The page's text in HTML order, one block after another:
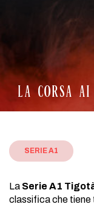
LA CORSA
SERIE A1
La Serie A1
classifica che